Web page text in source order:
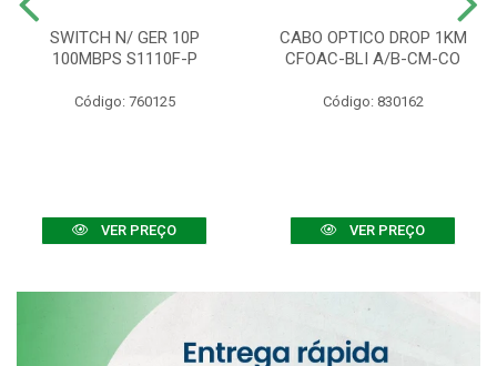
SWITCH N/ GER 10P
100MBPS S1110F-P
Código: 760125
VER PREÇO
CABO OPTICO DROP 1KM
CFOAC-BLI A/B-CM-CO
Código: 830162
VER PREÇO